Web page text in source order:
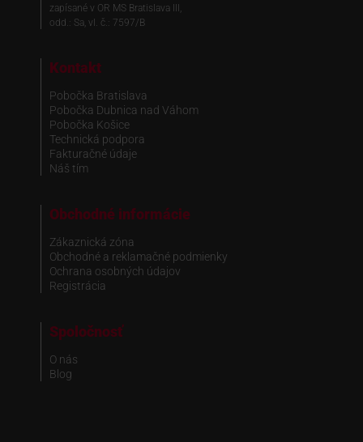
zapísané v OR MS Bratislava III,
odd.: Sa, vl. č.: 7597/B
Kontakt
Pobočka Bratislava
Pobočka Dubnica nad Váhom
Pobočka Košice
Technická podpora
Fakturačné údaje
Náš tím
Obchodné informácie
Zákaznická zóna
Obchodné a reklamačné podmienky
Ochrana osobných údajov
Registrácia
Spoločnosť
O nás
Blog